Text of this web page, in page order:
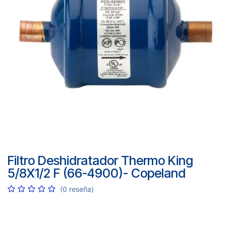
Filtro Deshidratador Thermo King
5/8X1/2 F (66-4900)- Copeland
(0 reseña)